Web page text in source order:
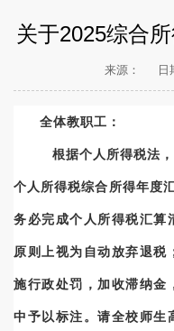
关于2025综合
来源： 日
全体教职工 ：
根据个人所得税法，
个人所得税综合所得年度
务必完成个人所得税汇算
原则上视为自动放弃退税
施行政处罚，加收滞纳金
中予以标注。请全校师生